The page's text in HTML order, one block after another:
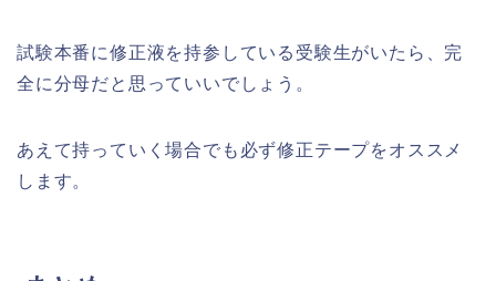
試験本番に修正液を持参している受験生がいたら、完
全に分母だと思っていいでしょう。
あえて持っていく場合でも必ず修正テープをオススメ
します。